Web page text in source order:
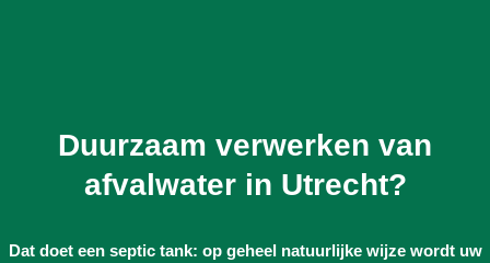
Duurzaam verwerken van
afvalwater in Utrecht?
Dat doet een septic tank: op geheel natuurlijke wijze wordt uw